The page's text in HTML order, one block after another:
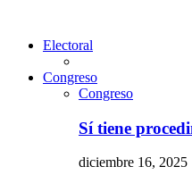
Electoral
Congreso
Congreso
Sí tiene
diciembre 16, 2025